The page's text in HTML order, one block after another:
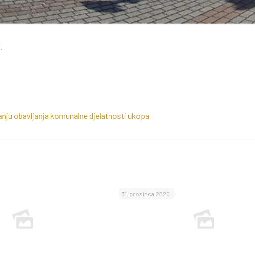
obavljanja komunalne djelatnosti ukopa
31. prosinca 2025.